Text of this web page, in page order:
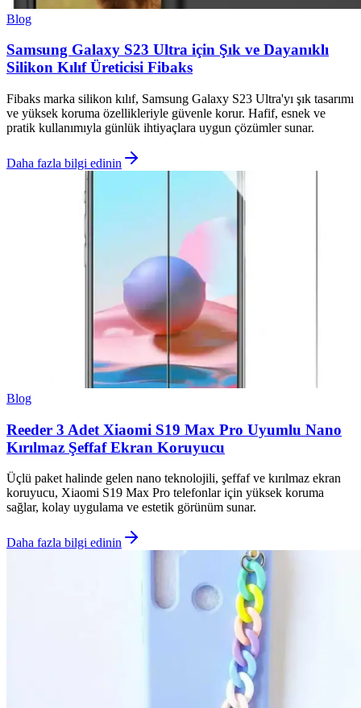
Blog
Samsung Galaxy S23 Ultra için Şık ve Dayanıklı
Silikon Kılıf Üreticisi Fibaks
Fibaks marka silikon kılıf, Samsung Galaxy S23 Ultra'yı şık tasarımı
ve yüksek koruma özellikleriyle güvenle korur. Hafif, esnek ve
pratik kullanımıyla günlük ihtiyaçlara uygun çözümler sunar.
Daha fazla bilgi edinin
Blog
Reeder 3 Adet Xiaomi S19 Max Pro Uyumlu Nano
Kırılmaz Şeffaf Ekran Koruyucu
Üçlü paket halinde gelen nano teknolojili, şeffaf ve kırılmaz ekran
koruyucu, Xiaomi S19 Max Pro telefonlar için yüksek koruma
sağlar, kolay uygulama ve estetik görünüm sunar.
Daha fazla bilgi edinin